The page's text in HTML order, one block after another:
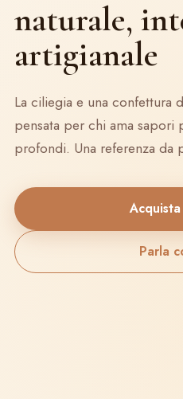
naturale,
artigianale
La ciliegia e una confettura
pensata per chi ama sapori
profondi. Una referenza da
Parla